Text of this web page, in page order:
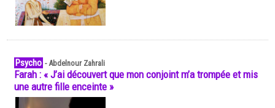
Psycho -Abdelnour Zahrali
Farah : « J’ai découvert que mon conjoint m’a trompée et mis
une autre fille enceinte »